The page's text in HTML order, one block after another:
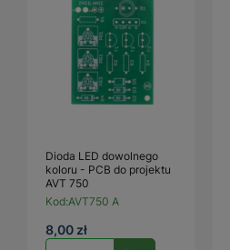
Dioda LED dowolnego
koloru - PCB do projektu
AVT 750
Kod:AVT750 A
8,00 zł